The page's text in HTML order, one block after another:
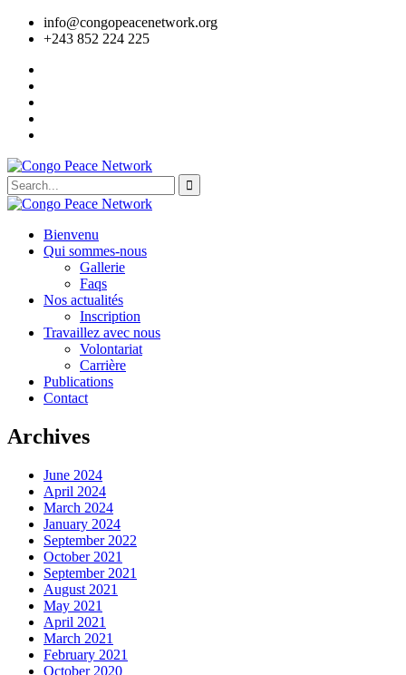
info@congopeacenetwork.org
+243 852 224 225
Bienvenu
Qui sommes-nous
Gallerie
Faqs
Nos actualités
Inscription
Travaillez avec nous
Volontariat
Carrière
Publications
Contact
Archives
June 2024
April 2024
March 2024
January 2024
September 2022
October 2021
September 2021
August 2021
May 2021
April 2021
March 2021
February 2021
October 2020